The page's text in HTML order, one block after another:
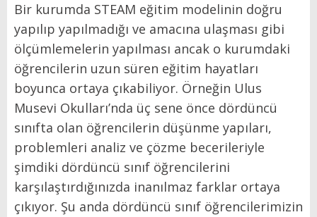
Bir kurumda STEAM eğitim modelinin doğru
yapılıp yapılmadığı ve amacına ulaşması gibi
ölçümlemelerin yapılması ancak o kurumdaki
öğrencilerin uzun süren eğitim hayatları
boyunca ortaya çıkabiliyor. Örneğin Ulus
Musevi Okulları’nda üç sene önce dördüncü
sınıfta olan öğrencilerin düşünme yapıları,
problemleri analiz ve çözme becerileriyle
şimdiki dördüncü sınıf öğrencilerini
karşılaştırdığınızda inanılmaz farklar ortaya
çıkıyor. Şu anda dördüncü sınıf öğrencilerimizin